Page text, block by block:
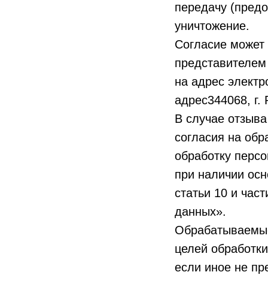
передачу
уничтожение.
Согласие
на адрес
адрес344068,
В случае
согласия на
обработку
при наличии
статьи 10 и
данных».
целей
если иное не